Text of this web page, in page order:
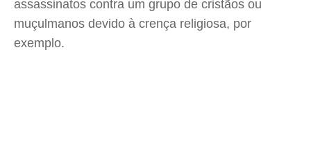
assassinatos contra um grupo de cristãos ou
muçulmanos devido à crença religiosa, por
exemplo.